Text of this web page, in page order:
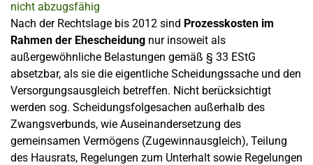
Nach der Rechtslage bis 2012 sind Prozesskosten im
Rahmen der Ehescheidung nur insoweit als
außergewöhnliche Belastungen gemäß § 33 EStG
absetzbar, als sie die eigentliche Scheidungssache und den
Versorgungsausgleich betreffen. Nicht berücksichtigt
werden sog. Scheidungsfolgesachen außerhalb des
Zwangsverbunds, wie Auseinandersetzung des
gemeinsamen Vermögens (Zugewinnausgleich), Teilung
des Hausrats, Regelungen zum Unterhalt sowie Regelungen